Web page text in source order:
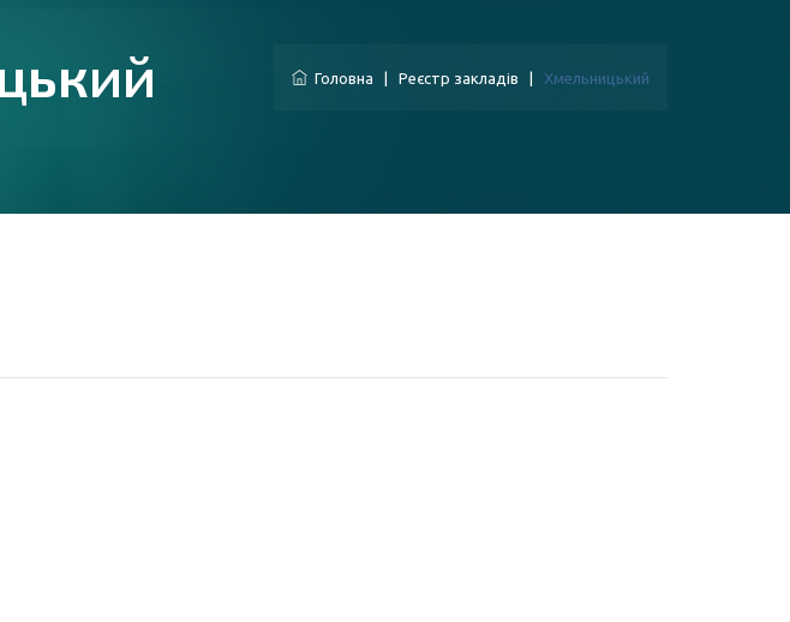
Головна Реєстр закладів Хмельницький